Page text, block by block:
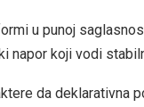
u punoj
napor koji vodi
da deklarativna